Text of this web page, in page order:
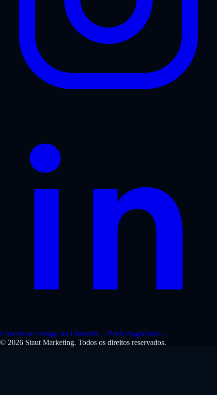
Conecte-se comigo no LinkedIn →Pedir diagnóstico→
© 2026 Staut Marketing. Todos os direitos reservados.